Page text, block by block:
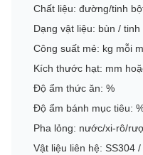
Chất liệu: đường/tinh
Dạng vật liệu: bùn /
Công suất mẻ: kg mỗi
Kích thước hạt: mm
Độ ẩm thức ăn: %
Độ ẩm bánh mục tiêu:
Pha lỏng: nước/xi-rô/
Vật liệu liên hệ: SS304